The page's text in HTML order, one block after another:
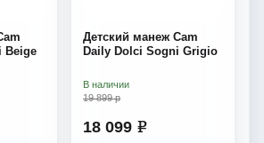
Beige
Детский манеж Cam
Daily Dolci Sogni Grigio
19 899 р
18 099 e
В наличии